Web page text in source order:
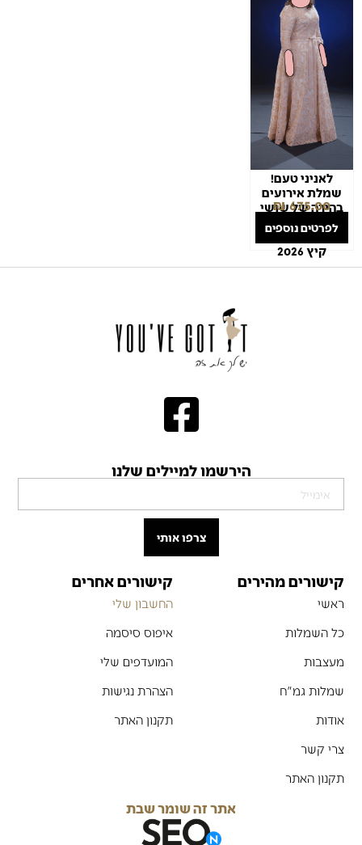
לאניני טעם!
שמלת אירועים
בהירה של שושי
יגודיוב
להשכרה/ מכירה
קיץ 2026
675.00
₪
לפרטים נוספים
הירשמו למיילים שלנו
צרפו אותי
קישורים מהירים
ראשי
כל השמלות
מעצבות
שמלות גמ"ח
אודות
צרי קשר
תקנון האתר
קישורים אחרים
החשבון שלי
איפוס סיסמה
המועדפים שלי
הצהרת נגישות
תקנון האתר
אתר זה שומר שבת